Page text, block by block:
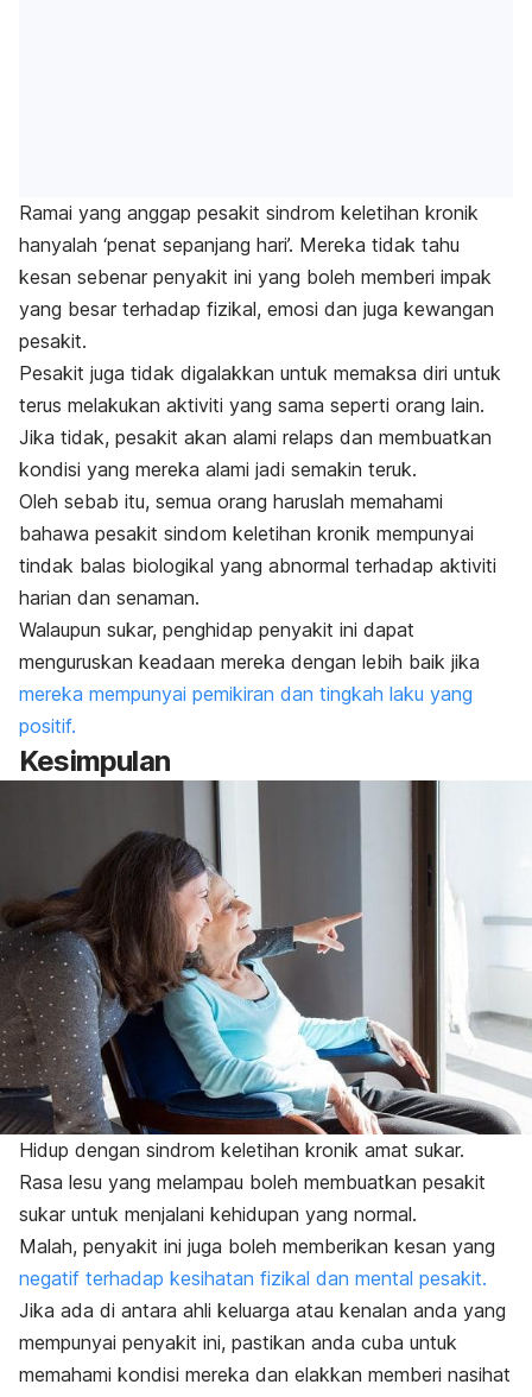
Ramai yang anggap pesakit sindrom keletihan kronik
hanyalah ‘penat sepanjang hari’. Mereka tidak tahu
kesan sebenar penyakit ini yang boleh memberi impak
yang besar terhadap fizikal, emosi dan juga kewangan
pesakit.
Pesakit juga tidak digalakkan untuk memaksa diri untuk
terus melakukan aktiviti yang sama seperti orang lain.
Jika tidak, pesakit akan alami relaps dan membuatkan
kondisi yang mereka alami jadi semakin teruk.
Oleh sebab itu, semua orang haruslah memahami
bahawa pesakit sindom keletihan kronik mempunyai
tindak balas biologikal yang abnormal terhadap aktiviti
harian dan senaman.
Walaupun sukar, penghidap penyakit ini dapat
menguruskan keadaan mereka dengan lebih baik jika
mereka mempunyai pemikiran dan tingkah laku yang
positif.
Kesimpulan
Hidup dengan sindrom keletihan kronik amat sukar.
Rasa lesu yang melampau boleh membuatkan pesakit
sukar untuk menjalani kehidupan yang normal.
Malah, penyakit ini juga boleh memberikan kesan yang
negatif terhadap kesihatan fizikal dan mental pesakit.
Jika ada di antara ahli keluarga atau kenalan anda yang
mempunyai penyakit ini, pastikan anda cuba untuk
memahami kondisi mereka dan elakkan memberi nasihat